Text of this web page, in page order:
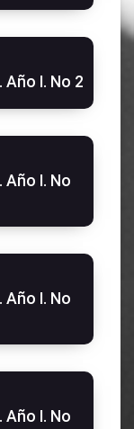
I. No 2
Año I. No
Año I. No
Año I. No